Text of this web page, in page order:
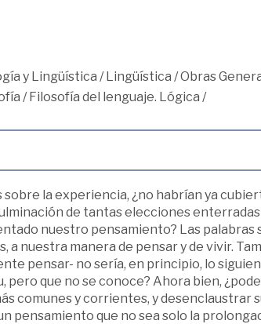
y Lingüística /Lingüística /Obras
/Filosofía del lenguaje. Lógica /
la experiencia, ¿no habrían ya
de tantas elecciones enterradas
nuestro pensamiento? Las palabras
nuestra manera de pensar y de vivir.
pensar- no sería, en principio, lo
pero que no se conoce? Ahora bien,
comunes y corrientes, y desenclaustrar
pensamiento que no sea solo la